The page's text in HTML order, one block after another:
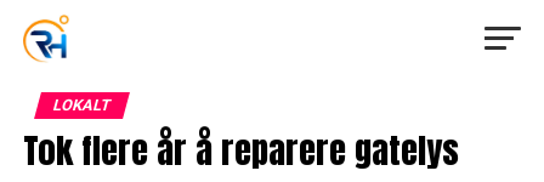
LOKALT
Tok flere år å reparere gatelys